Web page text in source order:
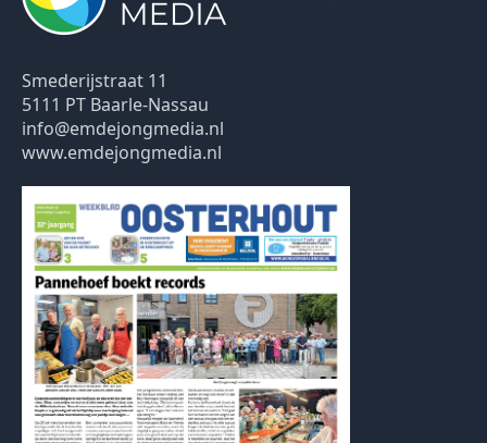
Smederijstraat 11
5111 PT Baarle-Nassau
info@emdejongmedia.nl
www.emdejongmedia.nl